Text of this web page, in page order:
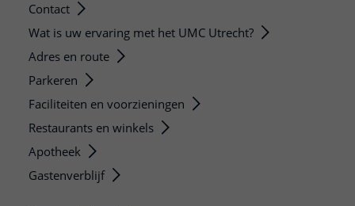
Contact
Wat is uw ervaring met het UMC Utrecht?
Adres en route
Parkeren
Faciliteiten en voorzieningen
Restaurants en winkels
Apotheek
Gastenverblijf